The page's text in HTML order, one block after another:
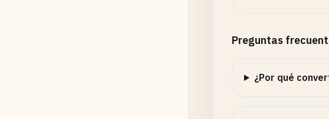
Preguntas
¿Por qué